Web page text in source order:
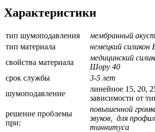
Характеристики
тип шумоподавления
мембранный
тип материала
немецкий силикон
свойства материала
медицинский
Шору 40
срок службы
3-5 лет
шумоподавление
линейное 15, 20,
зависимости от
решение проблемы
при:
повышенной
звуков, для
тиннитуса